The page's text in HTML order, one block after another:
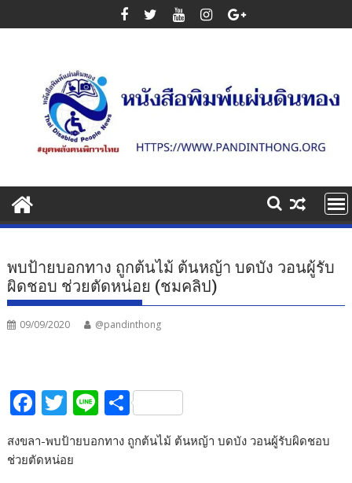
to
พบป้ายบอกทาง ถูกต้นไม้ ต้นหญ้า บดบัง วอนผู้รับ
ผิดชอบ ช่วยตัดหน่อย (ชมคลิป)
09/09/2020 @pandinthong
F
e
T
w
itt
Li
e
S
h
ar
สงขลา-พบป้ายบอกทาง ถูกต้นไม้ ต้นหญ้า บดบัง วอนผู้รับผิดชอบ
ช่วยตัดหน่อย